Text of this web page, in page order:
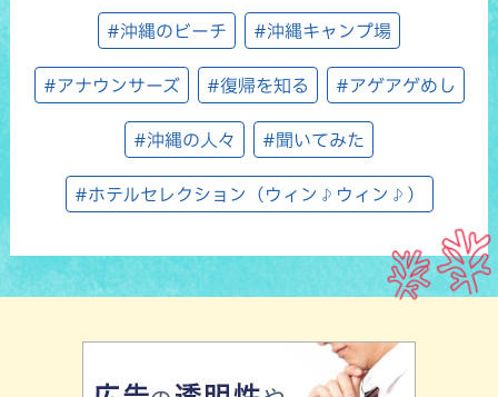
#沖縄のビーチ #沖縄キャンプ場
#アナウンサーズ #復帰を知る #アゲアゲめし
#沖縄の人々 #聞いてみた
#ホテルセレクション（ウィン♪ウィン♪）